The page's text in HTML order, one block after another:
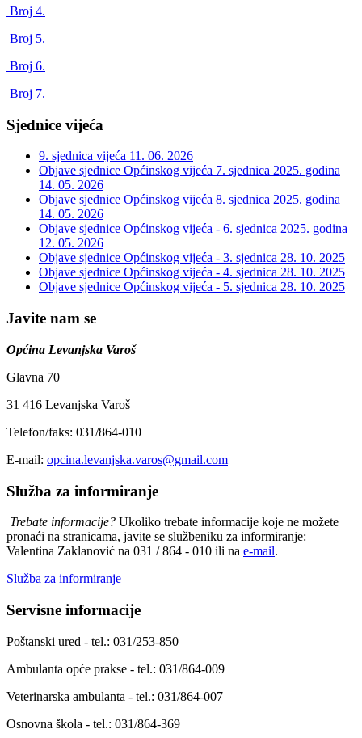
Broj 4.
Broj 5.
Broj 6.
Broj 7.
Sjednice vijeća
9. sjednica vijeća 11. 06. 2026
Objave sjednice Općinskog vijeća 7. sjednica 2025. godina
14. 05. 2026
Objave sjednice Općinskog vijeća 8. sjednica 2025. godina
14. 05. 2026
Objave sjednice Općinskog vijeća - 6. sjednica 2025. godina
12. 05. 2026
Objave sjednice Općinskog vijeća - 3. sjednica 28. 10. 2025
Objave sjednice Općinskog vijeća - 4. sjednica 28. 10. 2025
Objave sjednice Općinskog vijeća - 5. sjednica 28. 10. 2025
Javite nam se
Općina Levanjska Varoš
Glavna 70
31 416 Levanjska Varoš
Telefon/faks: 031/864-010
E-mail: opcina.levanjska.varos@gmail.com
Služba za informiranje
Trebate informacije? Ukoliko trebate informacije koje ne možete
pronaći na stranicama, javite se službeniku za informiranje:
Valentina Zaklanović na 031 / 864 - 010 ili na e-mail.
Služba za informiranje
Servisne informacije
Poštanski ured - tel.: 031/253-850
Ambulanta opće prakse - tel.: 031/864-009
Veterinarska ambulanta - tel.: 031/864-007
Osnovna škola - tel.: 031/864-369